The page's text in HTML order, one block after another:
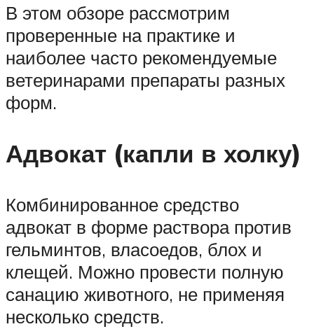
В этом обзоре рассмотрим
проверенные на практике и
наиболее часто рекомендуемые
ветеринарами препараты разных
форм.
Адвокат (капли в холку)
Комбинированное средство
адвокат в форме раствора против
гельминтов, власоедов, блох и
клещей. Можно провести полную
санацию животного, не применяя
несколько средств.